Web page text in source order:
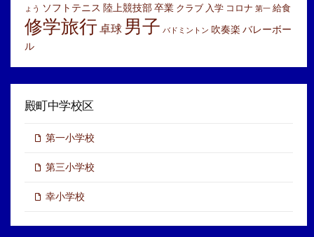
ょう
ソフトテニス 陸上競技部卒業 クラブ 入学 コロナ 第一 給食
修学旅行卓球 男子 バドミントン 吹奏楽 バレーボー
ル
殿町中学校区
第一小学校
第三小学校
幸小学校